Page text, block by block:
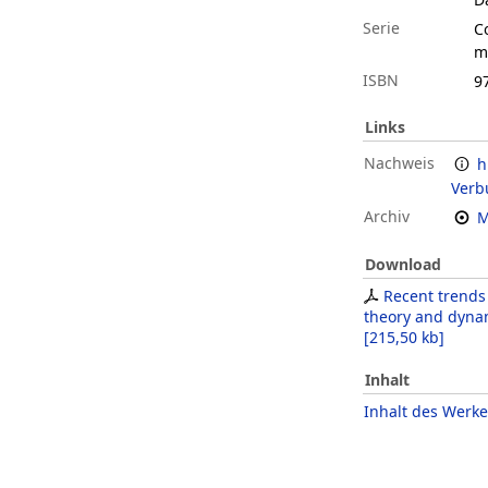
Serie
ISBN
Links
Nachweis
Archiv
Download
Recent
theory and
[215,50 kb]
Inhalt
Inhalt des